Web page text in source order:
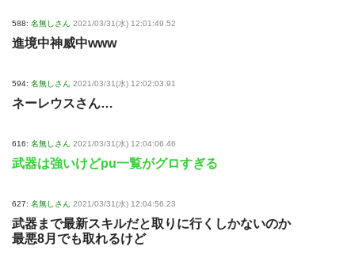
588: 名無しさん 2021/03/31(水) 12:01:49.52
進境中神威中www
594: 名無しさん 2021/03/31(水) 12:02:03.91
ネーレウスさん…
616: 名無しさん 2021/03/31(水) 12:04:06.46
武器は強いけどpu一覧がグロすぎる
627: 名無しさん 2021/03/31(水) 12:04:56.23
武器まで最新スキルだと取りに行くしかないのか
最悪8月でも取れるけど